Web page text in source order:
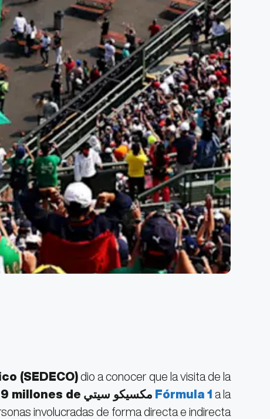
(SEDECO)dio a conocer que la visita de la
Fórmula 1 a la مكسيكو سيتي millones de
involucradas de forma directa e indirecta.